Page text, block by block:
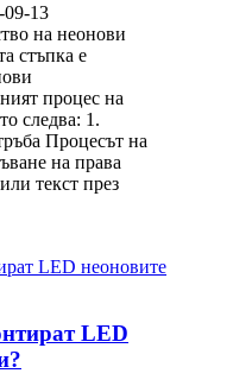
09-13
на неонови
стъпка е
процес на
следва: 1.
Процесът на
на права
текст през
LED